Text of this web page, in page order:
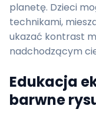
planetę. Dzieci
technikami,
ukazać kontrast
nadchodzącym
Edukacja
barwne